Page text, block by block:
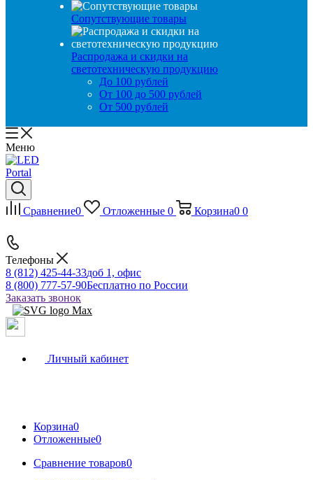
Сопутствующие товары
Распродажа и скидки на
светотехническую продукцию
До 100 рублей
От 100 до 500 рублей
От 500 рублей
Меню
Сравнение0 Отложенные 0 Корзина0 0
Телефоны
8 (812) 425-44-33доб 1, офис
8 (800) 777-57-90Бесплатно по России
Заказать звонок
Личный кабинет
Корзина0
Отложенные0
Сравнение товаров0